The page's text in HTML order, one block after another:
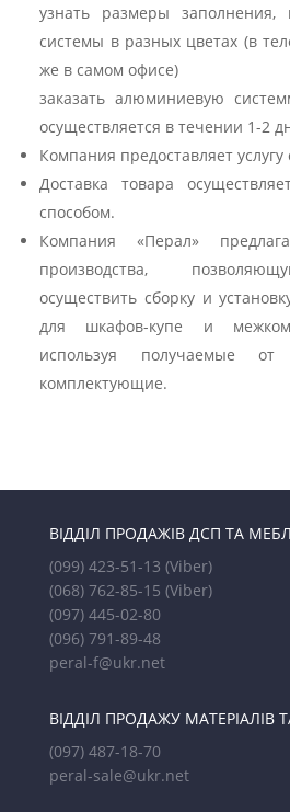
узнать размеры заполнения,
системы в разных цветах (в
же в самом офисе)
заказать алюминиевую
осуществляется в течении 1-2
Компания предоставляет
Доставка товара
способом.
Компания «Перал»
производства,
осуществить сборку и
для шкафов-купе и
используя получаемые
комплектующие.
ВІДДІЛ ПРОДАЖІВ ДСП ТА
(099) 423-51-13 (Viber)
(068) 762-85-15 (Viber)
(097) 445-02-80
(096) 791-89-48
peral-f@ukr.net
ВІДДІЛ ПРОДАЖУ МАТЕРІАЛІВ
(097) 487-18-70
peral-sale@ukr.net